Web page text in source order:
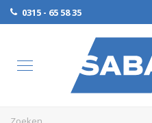
0315 - 65 58 35